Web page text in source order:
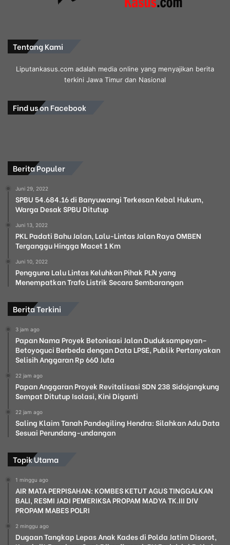
Tentang Kami
Liputankasus.com adalah media online yang menyajikan berita
terkini Jawa Timur dan Nasional
Find us on Facebook
Berita Populer
Juni 29, 2022
SPBU 54.684.16 di Banyuwangi Terkesan Kebal Hukum,
Warga Desak SPBU Ditutup
Juni 13, 2022
PKL Padati Bahu Jalan, Lalu-Lintas Jalan Raya OMBEN
Terganggu Hingga Macet 1 Km
Juni 10, 2022
Pengguna Lalu Lintas Keluhkan Pihak PLN yang
Menempatkan Trafo Listrik Secara Sembarangan
Berita Terkini
3 jam ago
Papan Nama Proyek Betonisasi Jalan Duduksampeyan–
Betoyoguci Berbeda dengan Data LPSE, Publik Pertanyakan
Selisih Anggaran Rp 660 Juta
22 jam ago
Papan Anggaran Proyek Revitalisasi SDN 238 Sidojangkung
Sempat Ditutup Isolasi, Kini Diganti
22 jam ago
Saling Klaim Tanah Pandegiling Hendra: Silahkan Adu Data
Sesuai Perundang-undangan
Topik Utama
1 minggu ago
AIR MATA PERPISAHAN: KOMBES KETUT AGUS TINGGALKAN
BALI, RESMI JADI PEMERIKSA PROPAM MADYA TK.III DIV
PROPAM MABES POLRI
2 minggu ago
Dugaan Tangkap Lepas Anak Kades di Polda Jatim Disorot,